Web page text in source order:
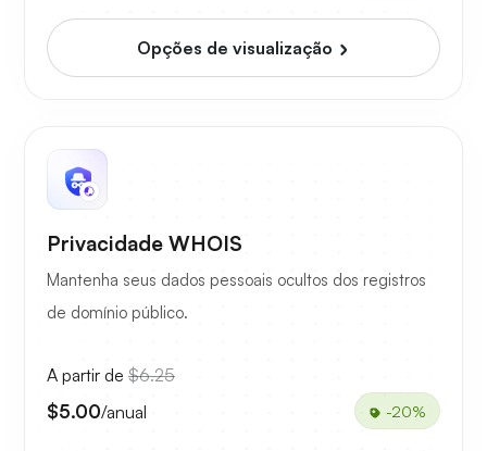
Opções de visualização
Privacidade WHOIS
Mantenha seus dados pessoais ocultos dos registros
de domínio público.
A partir de $6.25
$5.00/anual -20%